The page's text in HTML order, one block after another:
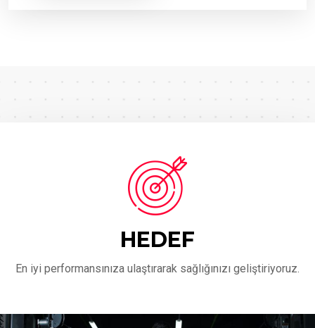
HEDEF
En iyi performansınıza ulaştırarak sağlığınızı geliştiriyoruz.